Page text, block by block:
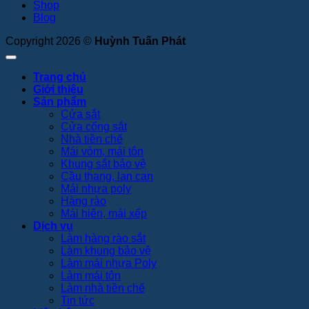
Shop
Blog
Copyright 2026 © Huỳnh Tuấn Phát
Trang chủ
Giới thiệu
Sản phẩm
Cửa sắt
Cửa cổng sắt
Nhà tiền chế
Mái vòm, mái tôn
Khung sắt bảo vệ
Cầu thang, lan can
Mái nhựa poly
Hàng rào
Mái hiên, mái xếp
Dịch vụ
Làm hàng rào sắt
Làm khung bảo vệ
Làm mái nhựa Poly
Làm mái tôn
Làm nhà tiền chế
Tin tức